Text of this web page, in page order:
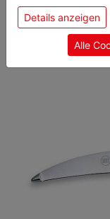
sie unsere
Einwilligung zu
Details anzeigen
Alle